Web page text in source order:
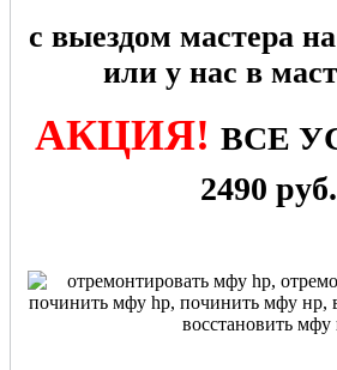
с выездом мастера
или у нас в
АКЦИЯ! ВСЕ
2490 руб.